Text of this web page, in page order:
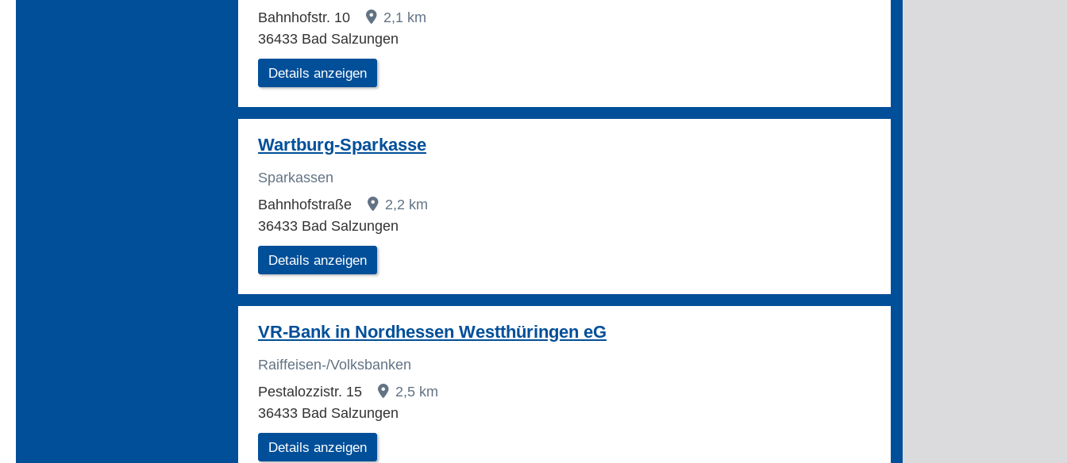
Bahnhofstr. 10
2,1 km
36433 Bad Salzungen
Details anzeigen
Wartburg-Sparkasse
Sparkassen
Bahnhofstraße
2,2 km
36433 Bad Salzungen
Details anzeigen
VR-Bank in Nordhessen Westthüringen eG
Raiffeisen-/Volksbanken
Pestalozzistr. 15
2,5 km
36433 Bad Salzungen
Details anzeigen